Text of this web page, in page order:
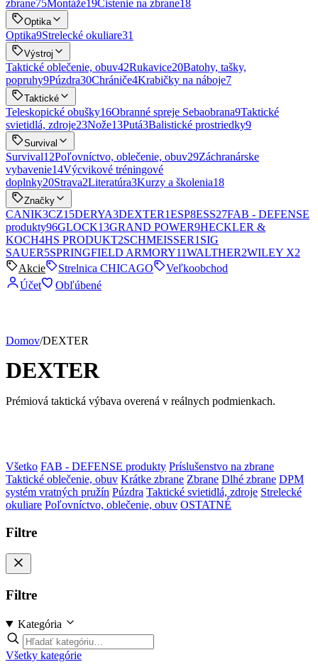
zbrane75Montáže19Čistenie na zbrane18
Optika
Optika9Strelecké okuliare31
Výstroj
Taktické oblečenie, obuv42Rukavice20Batohy, tašky,
popruhy9Púzdra30Chrániče4Krabičky na náboje7
Taktické
Teleskopické obušky16Obranné spreje Sebaobrana9Taktické
svietidlá, zdroje23Nože13Putá3Balistické prostriedky9
Survival
Survival12Poľovníctvo, oblečenie, obuv29Záchranárske
vybavenie14Výcvikové tréningové
doplnky20Strava2Literatúra3Kurzy a školenia18
Značky
CANIK3CZ15DERYA3DEXTER1ESP8ESS27FAB - DEFENSE
produkty96GLOCK13GRAND POWER9HECKLER &
KOCH4HS PRODUKT2SCHMEISSER1 SIG
SAUER5SPRINGFIELD ARMORY11WALTHER2WILEY X2
Akcie
Strelnica CHICAGO
Veľkoobchod
Účet
Obľúbené
Domov/DEXTER
DEXTER
Prémiová taktická výbava overená v reálnych podmienkach.
Všetko FAB - DEFENSE produkty Príslušenstvo na zbrane
Taktické oblečenie, obuv Krátke zbrane Zbrane Dlhé zbrane DPM
systém vratných pružín Púzdra Taktické svietidlá, zdroje Strelecké
okuliare Poľovníctvo, oblečenie, obuv OSTATNÉ
Filtre
Filtre
Kategória
Všetky kategórie